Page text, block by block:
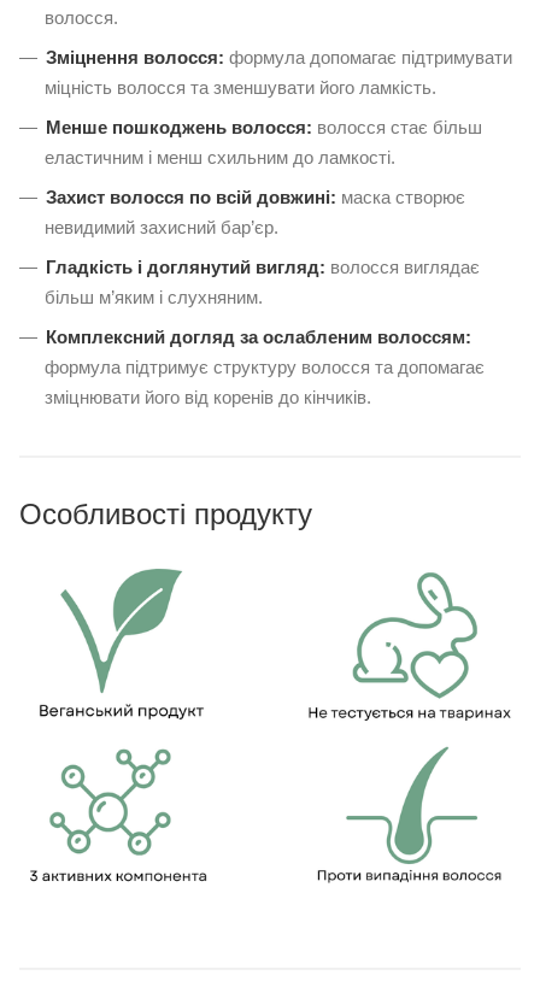
волосся.
Зміцнення волосся: формула допомагає підтримувати
міцність волосся та зменшувати його ламкість.
Менше пошкоджень волосся: волосся стає більш
еластичним і менш схильним до ламкості.
Захист волосся по всій довжині: маска створює
невидимий захисний бар’єр.
Гладкість і доглянутий вигляд: волосся виглядає
більш м’яким і слухняним.
Комплексний догляд за ослабленим волоссям:
формула підтримує структуру волосся та допомагає
зміцнювати його від коренів до кінчиків.
Особливості продукту